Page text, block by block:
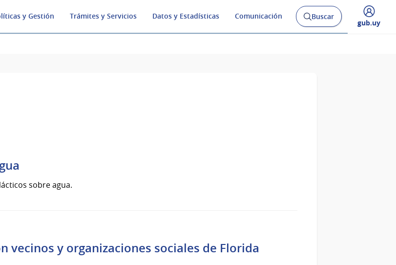
y Gestión Trámites y Servicios Datos y Estadísticas Comunicación
Abrir
buscador
Buscar
Desplegar
gub.uy
sobre agua.
vecinos y organizaciones sociales de Florida